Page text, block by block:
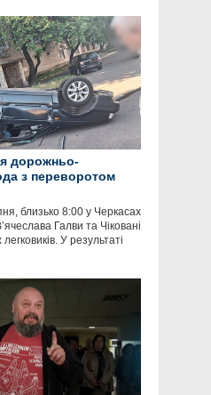
дорожньо-
з переворотом
близько 8:00 у Черкасах
Галви та Чіковані
У результаті